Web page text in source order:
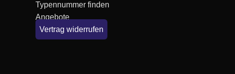
Typennummer finden
Angebote
Vertrag widerrufen